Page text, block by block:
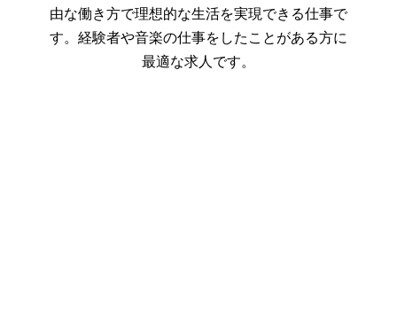
由な働き方で理想的な生活を実現できる仕事で
す。経験者や音楽の仕事をしたことがある方に
最適な求人です。